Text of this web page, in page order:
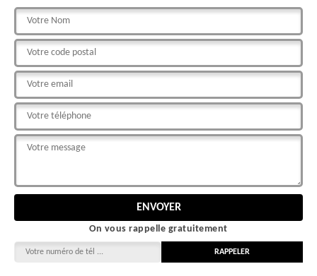
On vous rappelle gratuitement